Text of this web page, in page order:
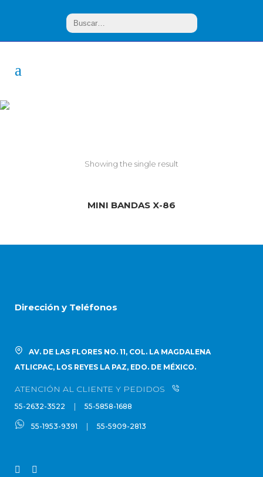
Showing the single result
MINI BANDAS X-86
Dirección y Teléfonos
AV. DE LAS FLORES NO. 11, COL. LA MAGDALENA
ATLICPAC, LOS REYES LA PAZ, EDO. DE MÉXICO.
ATENCIÓN AL CLIENTE Y PEDIDOS
55-2632-3522 | 55-5858-1688
55-1953-9391 | 55-5909-2813